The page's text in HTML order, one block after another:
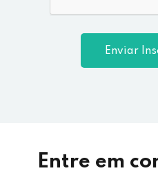
Enviar
Entre em